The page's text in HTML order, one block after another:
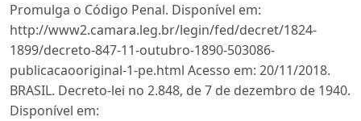
Promulga o Código Penal. Disponível em:
http://www2.camara.leg.br/legin/fed/decret/1824-
1899/decreto-847-11-outubro-1890-503086-
publicacaooriginal-1-pe.html Acesso em: 20/11/2018.
BRASIL. Decreto-lei no 2.848, de 7 de dezembro de 1940.
Disponível em: